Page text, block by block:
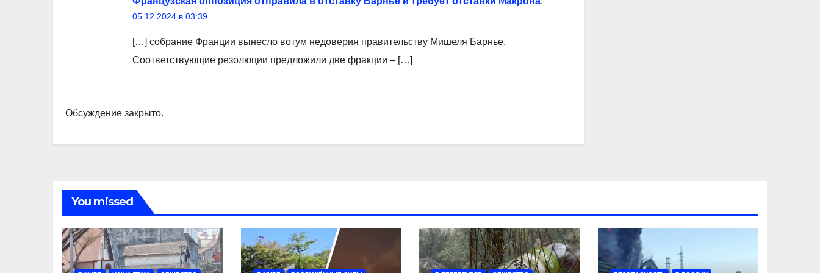
05.12.2024 в 03:39
[…] собрание Франции вынесло вотум недоверия правительству Мишеля Барнье.
Соответствующие резолюции предложили две фракции – […]
Обсуждение закрыто.
You missed